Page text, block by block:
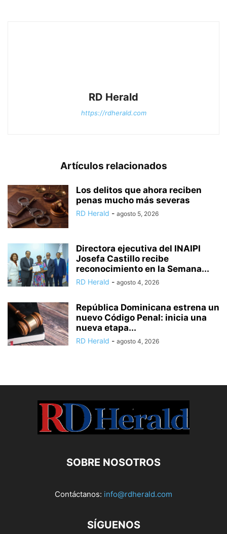
RD Herald
https://rdherald.com
Artículos relacionados
Los delitos que ahora reciben
penas mucho más severas
RD Herald - agosto 5, 2026
Directora ejecutiva del INAIPI
Josefa Castillo recibe
reconocimiento en la Semana...
RD Herald - agosto 4, 2026
República Dominicana estrena un
nuevo Código Penal: inicia una
nueva etapa...
RD Herald - agosto 4, 2026
SOBRE NOSOTROS
Contáctanos: info@rdherald.com
SÍGUENOS